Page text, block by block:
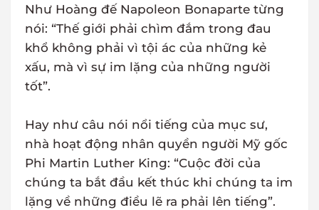
Như Hoàng đế Napoleon Bonaparte từng
nói: “Thế giới phải chìm đắm trong đau
khổ không phải vì tội ác của những kẻ
xấu, mà vì sự im lặng của những người
tốt”.
Hay như câu nói nổi tiếng của mục sư,
nhà hoạt động nhân quyền người Mỹ gốc
Phi Martin Luther King: “Cuộc đời của
chúng ta bắt đầu kết thúc khi chúng ta im
lặng về những điều lẽ ra phải lên tiếng”.